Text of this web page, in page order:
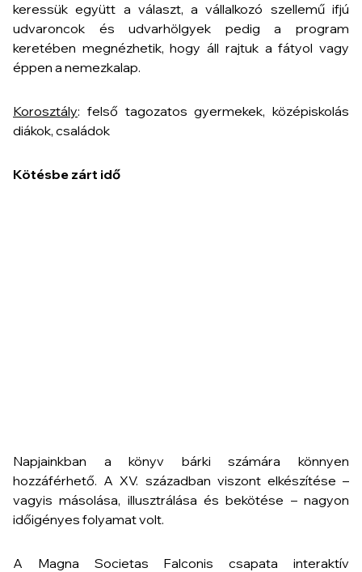
keressük együtt a választ, a vállalkozó szellemű ifjú
udvaroncok és udvarhölgyek pedig a program
keretében megnézhetik, hogy áll rajtuk a fátyol vagy
éppen a nemezkalap.
Korosztály: felső tagozatos gyermekek, középiskolás
diákok, családok
Kötésbe zárt idő
Napjainkban a könyv bárki számára könnyen
hozzáférhető. A XV. században viszont elkészítése –
vagyis másolása, illusztrálása és bekötése – nagyon
időigényes folyamat volt.
A Magna Societas Falconis csapata interaktív